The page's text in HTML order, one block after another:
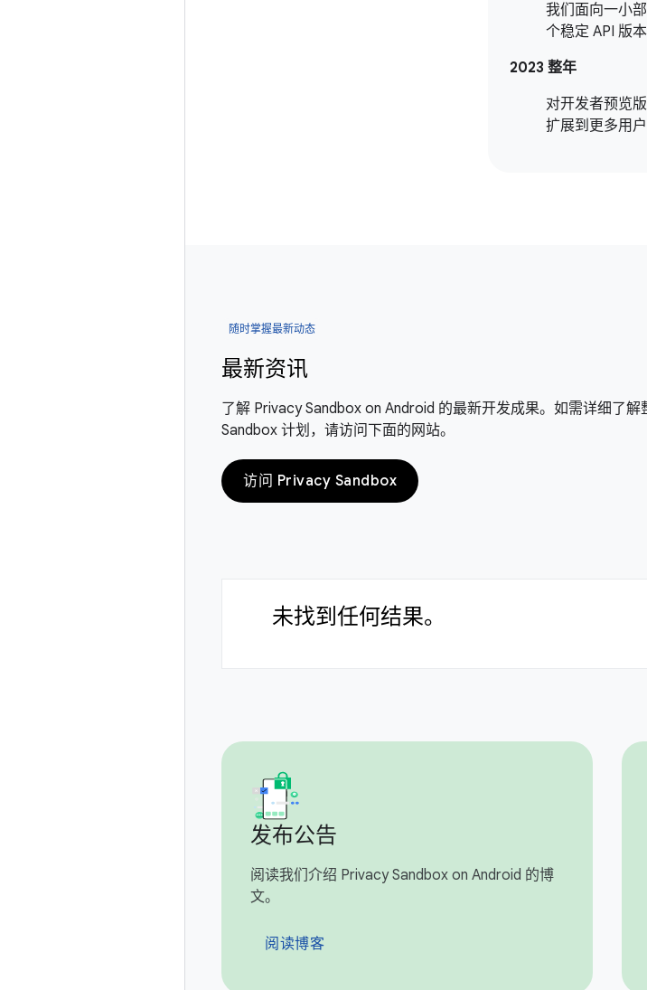
我们面向一小
个稳定 API 版本
2023 整年
对开发者预览
扩展到更多用
随时掌握最新动态
最新资讯
了解 Privacy Sandbox on Android 的最新开发成果。如需详细了解
Sandbox 计划，请访问下面的网站。
访问 Privacy Sandbox
未找到任何结果。
发布公告
阅读我们介绍 Privacy Sandbox on Android 的博
文。
阅读博客